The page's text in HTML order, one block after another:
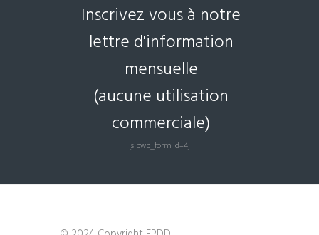
Inscrivez vous à notre
lettre d'information
mensuelle
(aucune utilisation
commerciale)
[sibwp_form id=4]